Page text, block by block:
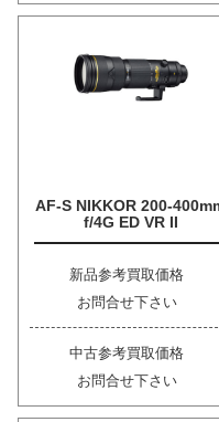
AF-S NIKKOR 200-
f/4G ED VR II
新品参考買取価格
お問合せ下さい
中古参考買取価格
お問合せ下さい